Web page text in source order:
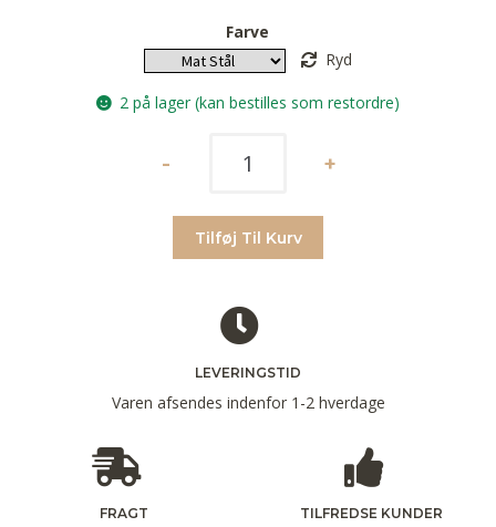
Farve
Ryd
2 på lager (kan bestilles som restordre)
Tilføj Til Kurv
LEVERINGSTID
Varen afsendes indenfor 1-2 hverdage
FRAGT TILFREDSE KUNDER